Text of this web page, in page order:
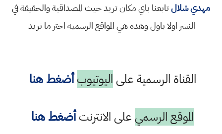
مهدي شلالتابعنا باي مكان تريد حيث المصداقية والحقيقة في
النشر اولا باول وهذه هي المواقع الرسمية اختر ما تريد
القناة الرسمية على اليوتيوب أضغط هنا
الموقع الرسمي على الانترنتأضغط هنا